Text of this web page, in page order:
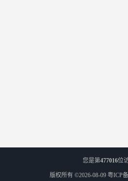
您是第477016位
版权所有 ©2026-08-09 粤ICP